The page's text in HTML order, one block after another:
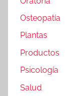
Osteopatía
Plantas
Productos
Psicología
Salud